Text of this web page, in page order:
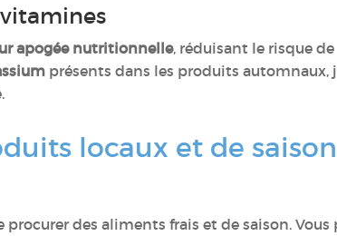
apogée nutritionnelle, réduisant le risque de
présents dans les produits automnaux,
locaux et de
des aliments frais et de saison. Vous